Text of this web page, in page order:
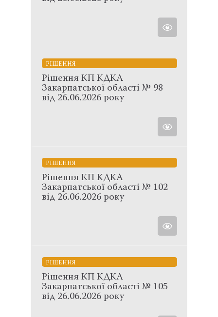
РІШЕННЯ
Рішення КП КДКА
Закарпатської області № 98
від 26.06.2026 року
РІШЕННЯ
Рішення КП КДКА
Закарпатської області № 102
від 26.06.2026 року
РІШЕННЯ
Рішення КП КДКА
Закарпатської області № 105
від 26.06.2026 року